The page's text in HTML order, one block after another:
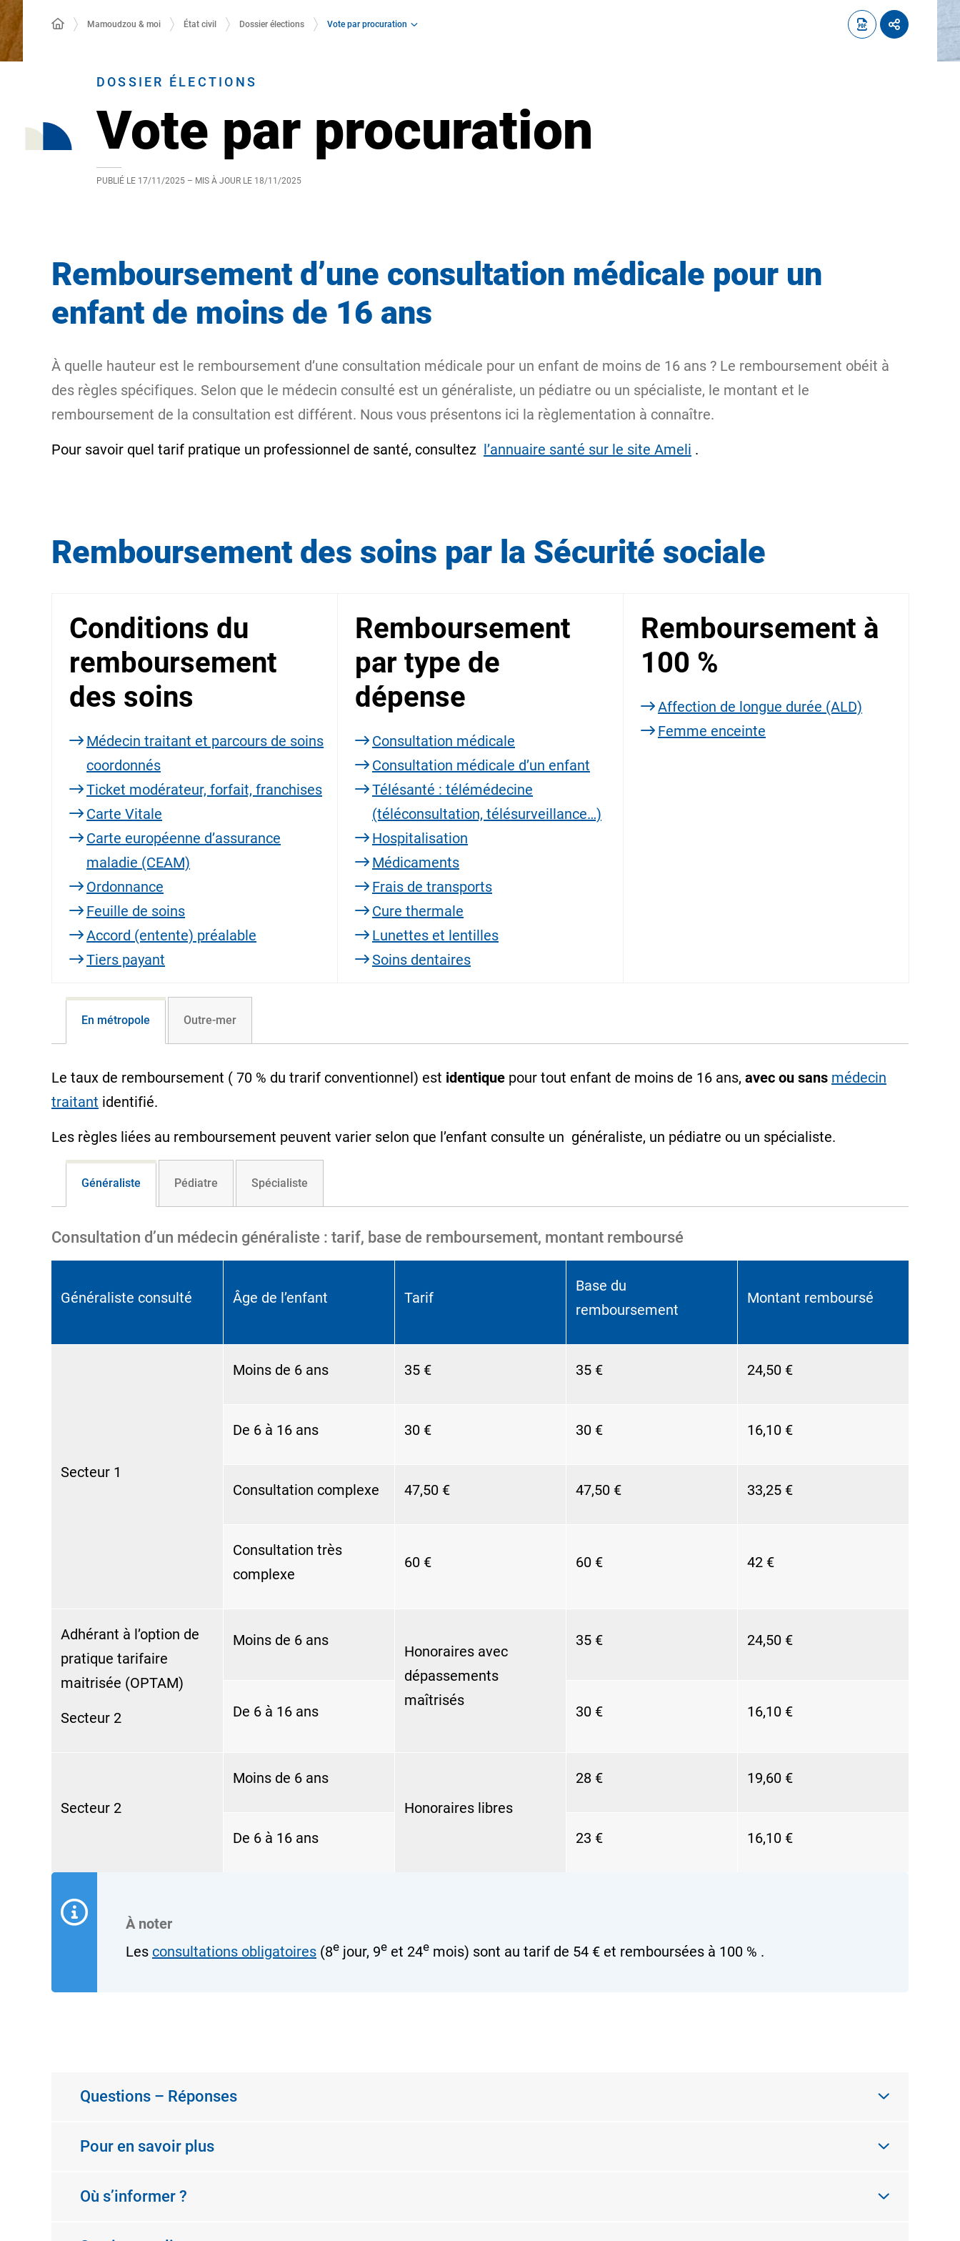
Mamoudzou & moi État civil Dossier élections Vote par procuration
DOSSIER ÉLECTIONS
Vote par procuration
PUBLIÉ LE 17/11/2025 – MIS À JOUR LE 18/11/2025
Remboursement d’une consultation médicale pour un
enfant de moins de 16 ans
À quelle hauteur est le remboursement d’une consultation médicale pour un enfant de moins de 16 ans ? Le remboursement obéit à
des règles spécifiques. Selon que le médecin consulté est un généraliste, un pédiatre ou un spécialiste, le montant et le
remboursement de la consultation est différent. Nous vous présentons ici la règlementation à connaître.
Pour savoir quel tarif pratique un professionnel de santé, consultez l’annuaire santé sur le site Ameli .
Remboursement des soins par la Sécurité sociale
Conditions du
remboursement
des soins
Médecin traitant et parcours de soins
coordonnés
Ticket modérateur, forfait, franchises
Carte Vitale
Carte européenne d’assurance
maladie (CEAM)
Ordonnance
Feuille de soins
Accord (entente) préalable
Tiers payant
Remboursement
par type de
dépense
Consultation médicale
Consultation médicale d’un enfant
Télésanté : télémédecine
(téléconsultation, télésurveillance…)
Hospitalisation
Médicaments
Frais de transports
Cure thermale
Lunettes et lentilles
Soins dentaires
Remboursement à
100 %
Affection de longue durée (ALD)
Femme enceinte
En métropole Outre-mer
Le taux de remboursement ( 70 % du trarif conventionnel) est identique pour tout enfant de moins de 16 ans, avec ou sans médecin
traitant identifié.
Les règles liées au remboursement peuvent varier selon que l’enfant consulte un généraliste, un pédiatre ou un spécialiste.
Généraliste Pédiatre Spécialiste
Consultation d’un médecin généraliste : tarif, base de remboursement, montant remboursé
Généraliste consulté Âge de l’enfant Tarif
Base du
remboursement
Montant remboursé
Secteur 1
Moins de 6 ans 35 € 35 € 24,50 €
De 6 à 16 ans 30 € 30 € 16,10 €
Consultation complexe 47,50 € 47,50 € 33,25 €
Consultation très
complexe
60 € 60 € 42 €
Adhérant à l’option de
pratique tarifaire
maitrisée (OPTAM)
Secteur 2
Moins de 6 ans
Honoraires avec
dépassements
maîtrisés
35 € 24,50 €
De 6 à 16 ans 30 € 16,10 €
Secteur 2
Moins de 6 ans
Honoraires libres
28 € 19,60 €
De 6 à 16 ans 23 € 16,10 €
À noter
Les consultations obligatoires (8e jour, 9e et 24e mois) sont au tarif de 54 € et remboursées à 100 % .
Questions – Réponses
Pour en savoir plus
Où s’informer ?